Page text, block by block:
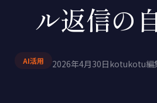
ル返信の
AI活用 2026年4月30日kotukotu編